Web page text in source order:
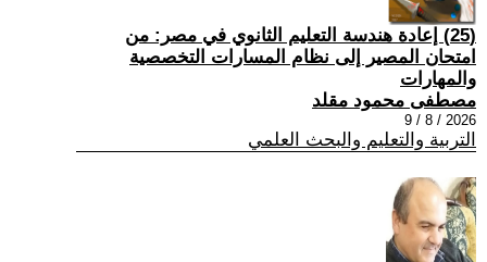
(25) إعادة هندسة التعليم الثانوي في مصر: من
امتحان المصير إلى نظام المسارات التخصصية
والمهارات
مصطفى محمود مقلد
2026 / 8 / 9
التربية والتعليم والبحث العلمي